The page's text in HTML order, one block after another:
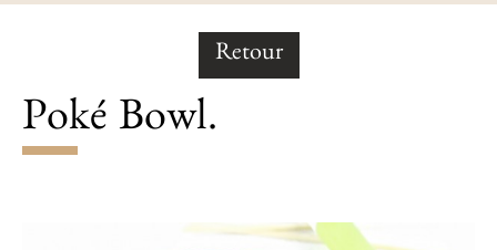
Retour
Poké Bowl.